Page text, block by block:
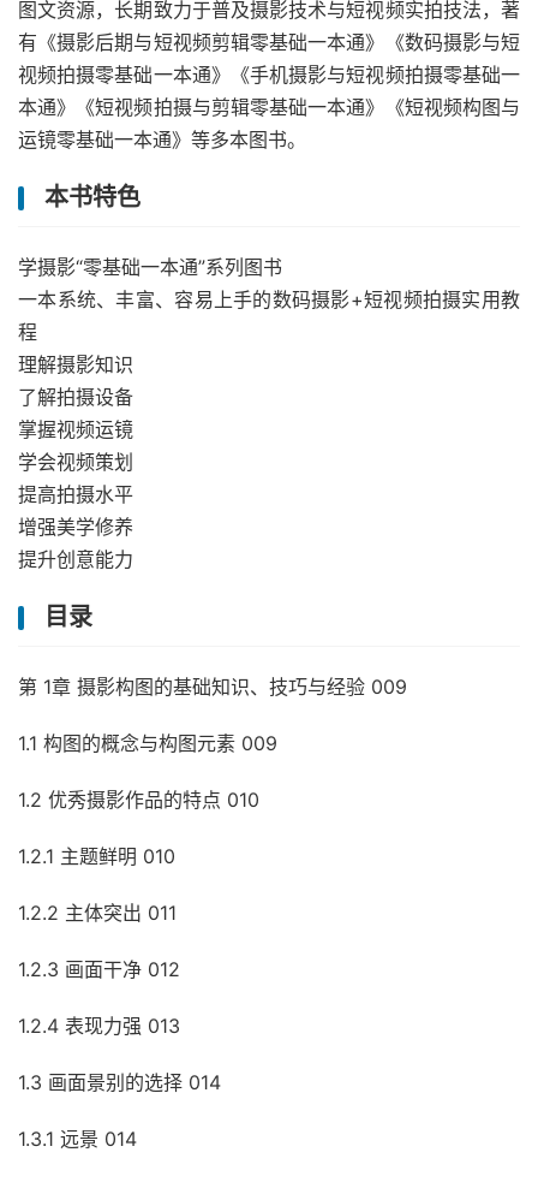
图文资源，长期致力于普及摄影技术与短视频实拍技法，著
有《摄影后期与短视频剪辑零基础一本通》《数码摄影与短
视频拍摄零基础一本通》《手机摄影与短视频拍摄零基础一
本通》《短视频拍摄与剪辑零基础一本通》《短视频构图与
运镜零基础一本通》等多本图书。
本书特色
学摄影“零基础一本通”系列图书
一本系统、丰富、容易上手的数码摄影+短视频拍摄实用教
程
理解摄影知识
了解拍摄设备
掌握视频运镜
学会视频策划
提高拍摄水平
增强美学修养
提升创意能力
目录
第 1章 摄影构图的基础知识、技巧与经验 009
1.1 构图的概念与构图元素 009
1.2 优秀摄影作品的特点 010
1.2.1 主题鲜明 010
1.2.2 主体突出 011
1.2.3 画面干净 012
1.2.4 表现力强 013
1.3 画面景别的选择 014
1.3.1 远景 014